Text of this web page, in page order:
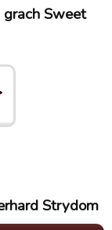
Sweet
Strydom